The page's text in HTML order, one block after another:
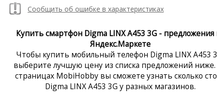
Сообщить об ошибке в характеристиках
Купить смартфон Digma LINX A453 3G - предложения
Яндекс.Маркете
Чтобы купить мобильный телефон Digma LINX A453
выберите лучшую цену из списка предложений
страницах MobiHobby вы сможете узнать сколько
Digma LINX A453 3G у разных магазинов.